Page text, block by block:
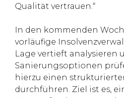
Qualität vertrauen.“
In den kommenden
vorläufige
Lage vertieft analysieren
Sanierungsoptionen
hierzu einen
durchführen. Ziel ist es,